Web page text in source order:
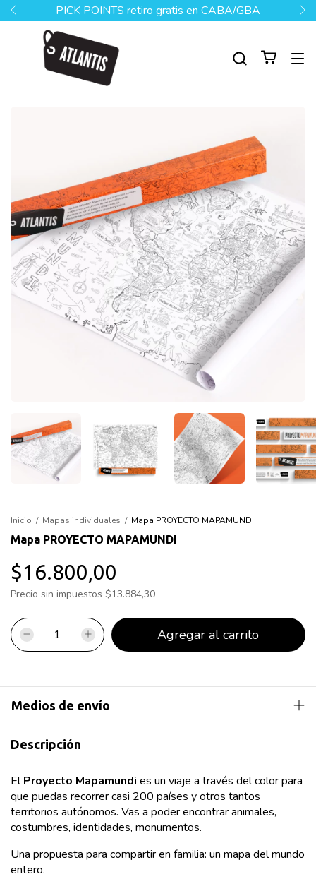
MENSAJERÍA A CABA $7500
Inicio / Mapas individuales / Mapa PROYECTO MAPAMUNDI
Mapa PROYECTO MAPAMUNDI
$16.800,00
Precio sin impuestos $13.884,30
Medios de envío
Descripción
ElProyecto Mapamundi es un viaje a través del color para
que puedas recorrer casi 200 países y otros tantos
territorios autónomos. Vas a poder encontrar animales,
costumbres, identidades, monumentos.
Una propuesta para compartir en familia: un mapa del mundo
entero.